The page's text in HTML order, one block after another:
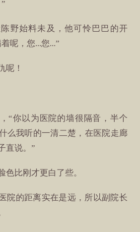
野始料未及，他可怜巴巴的开
呢，您...您...”
呢！
“你以为医院的墙很隔音，半个
么我听的一清二楚，在医院走廊
直说。”
色比刚才更白了些。
院的距离实在是远，所以副院长